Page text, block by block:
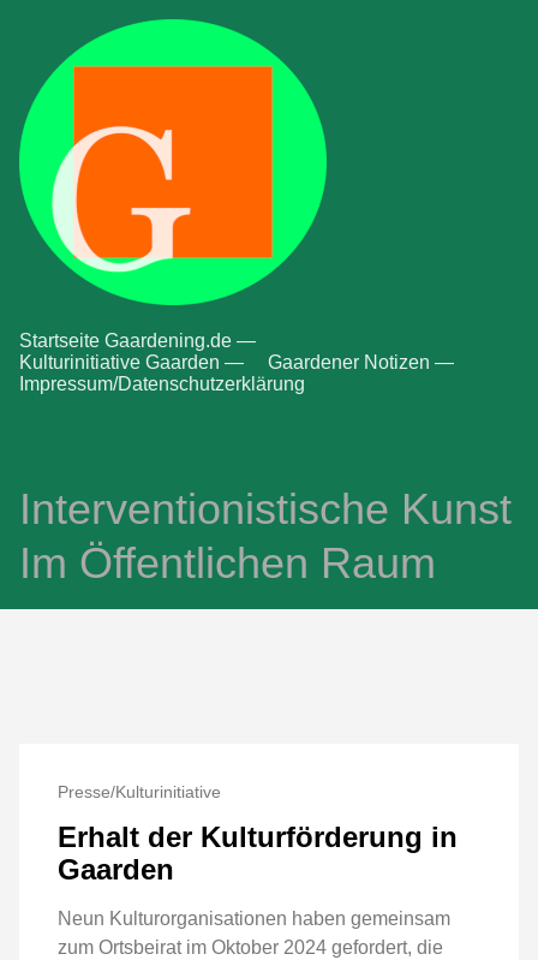
Startseite Gaardening.de —
Kulturinitiative Gaarden —
Gaardener Notizen —
Impressum/Datenschutzerklärung
Interventionistische Kunst
Im Öffentlichen Raum
Presse/Kulturinitiative
Erhalt der Kulturförderung in
Gaarden
Neun Kulturorganisationen haben gemeinsam
zum Ortsbeirat im Oktober 2024 gefordert, die